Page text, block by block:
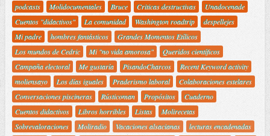
podcasts
Molidocumentales Bruce Criticas destructivas
Unadocenade
Cuentos "didactivos"
La comunidad Washington roadtrip
despellejes
Mi padre
hombres fantásticos
Grandes Momentos Etílicos
Los mundos de Cedric
Mi "no vida amorosa"
Queridos científicos
Campaña electoral
Me gustaría PisandoCharcos
Recent Keyword activity
moliensayo
Los días iguales Praderismo laboral
Colaboraciones estelares
Conversaciones piscineras
Rústicoman Propósitos
Cuaderno
Cuentos didactivos
Libros horribles Listas
Molirecetas
Sobrevaloraciones
Moliradio Vacaciones alsacianas
lecturas encadenadas